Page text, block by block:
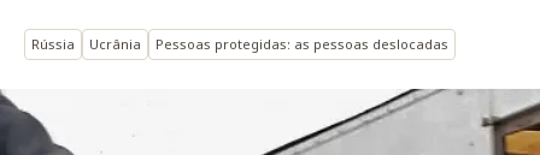
Rússia Ucrânia Pessoas protegidas: as pessoas deslocadas